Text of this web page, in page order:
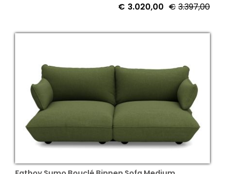
€ 3.397,00
€ 3.020,00